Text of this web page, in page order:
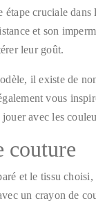
étape cruciale
et son
leur goût.
il existe de
vous
avec les
couture
et le tissu
un crayon de